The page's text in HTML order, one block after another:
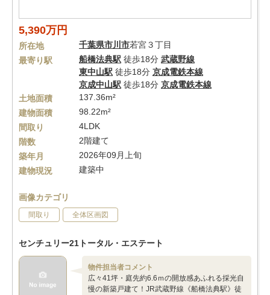
5,390万円
所在地 千葉県市川市若宮３丁目
最寄り駅
船橋法典駅 徒歩18分 武蔵野線
東中山駅 徒歩18分 京成電鉄本線
京成中山駅 徒歩18分 京成電鉄本線
土地面積
137.36m²
建物面積
98.22m²
間取り
4LDK
階数
2階建て
築年月
2026年09月上旬
建物現況
建築中
画像カテゴリ
間取り 全体区画図
センチュリー21トータル・エステート
物件担当者コメント
広々41坪・庭先約6.6ｍの開放感あふれる採光自
慢の新築戸建て！JR武蔵野線《船橋法典駅》徒